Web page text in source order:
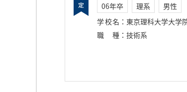
06年卒 理系
男性
学校名 ： 東京理科大学大学
職種 ： 技術系